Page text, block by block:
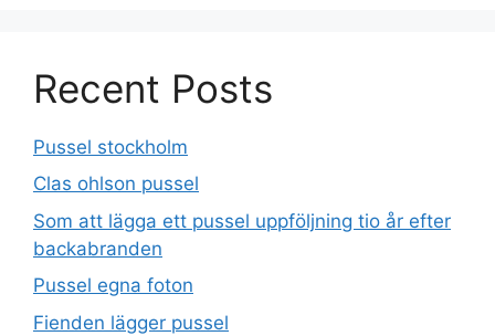
Recent Posts
Pussel stockholm
Clas ohlson pussel
Som att lägga ett pussel uppföljning tio år efter
backabranden
Pussel egna foton
Fienden lägger pussel